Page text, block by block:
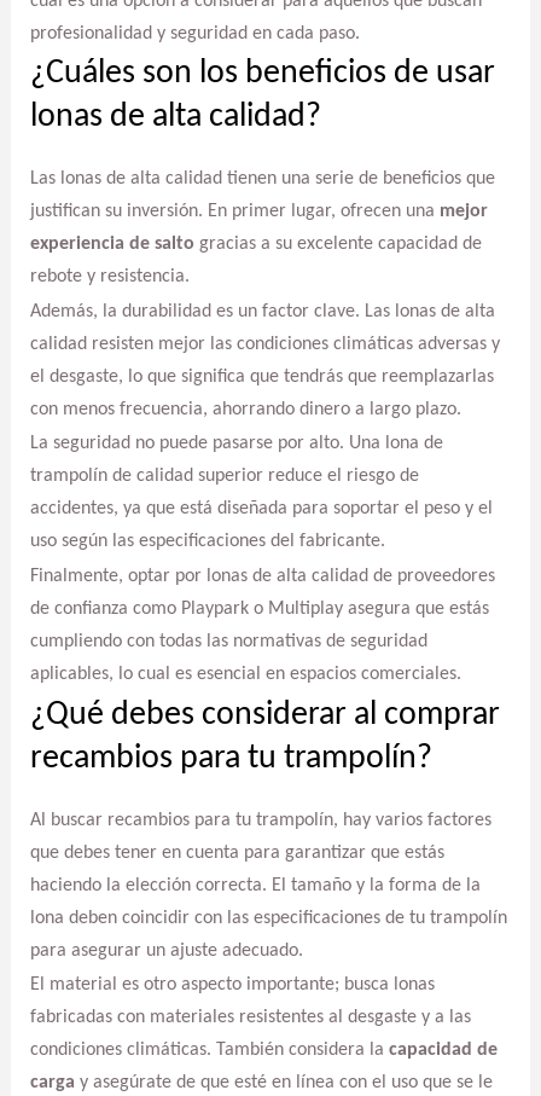
profesionalidad y seguridad en cada paso.
¿Cuáles son los beneficios de usar
lonas de alta calidad?
Las lonas de alta calidad tienen una serie de beneficios que
justifican su inversión. En primer lugar, ofrecen una mejor
experiencia de salto gracias a su excelente capacidad de
rebote y resistencia.
Además, la durabilidad es un factor clave. Las lonas de alta
calidad resisten mejor las condiciones climáticas adversas y
el desgaste, lo que significa que tendrás que reemplazarlas
con menos frecuencia, ahorrando dinero a largo plazo.
La seguridad no puede pasarse por alto. Una lona de
trampolín de calidad superior reduce el riesgo de
accidentes, ya que está diseñada para soportar el peso y el
uso según las especificaciones del fabricante.
Finalmente, optar por lonas de alta calidad de proveedores
de confianza como Playpark o Multiplay asegura que estás
cumpliendo con todas las normativas de seguridad
aplicables, lo cual es esencial en espacios comerciales.
¿Qué debes considerar al comprar
recambios para tu trampolín?
Al buscar recambios para tu trampolín, hay varios factores
que debes tener en cuenta para garantizar que estás
haciendo la elección correcta. El tamaño y la forma de la
lona deben coincidir con las especificaciones de tu trampolín
para asegurar un ajuste adecuado.
El material es otro aspecto importante; busca lonas
fabricadas con materiales resistentes al desgaste y a las
condiciones climáticas. También considera la capacidad de
carga y asegúrate de que esté en línea con el uso que se le